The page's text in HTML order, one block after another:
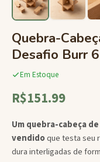
Quebra-
Desafio Burr
Em Estoque
R$151.99
Um quebra-cabeça
vendidoque testa seu
dura interligadas de